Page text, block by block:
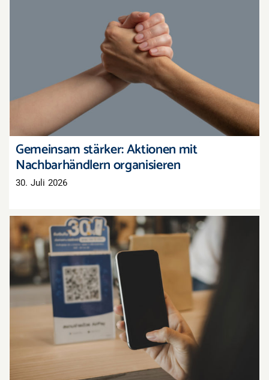
Gemeinsam stärker: Aktionen mit
Nachbarhändlern organisieren
Gemeinsam stärker: Aktionen mit
Nachbarhändlern organisieren
30. Juli 2026
QR-Codes im Schaufenster: Kleiner Aufwand,
großer Effekt